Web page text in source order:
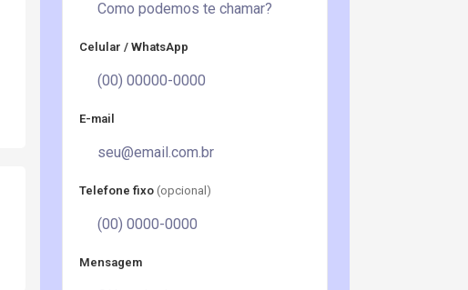
Celular / WhatsApp
E-mail
Telefone fixo (opcional)
Mensagem